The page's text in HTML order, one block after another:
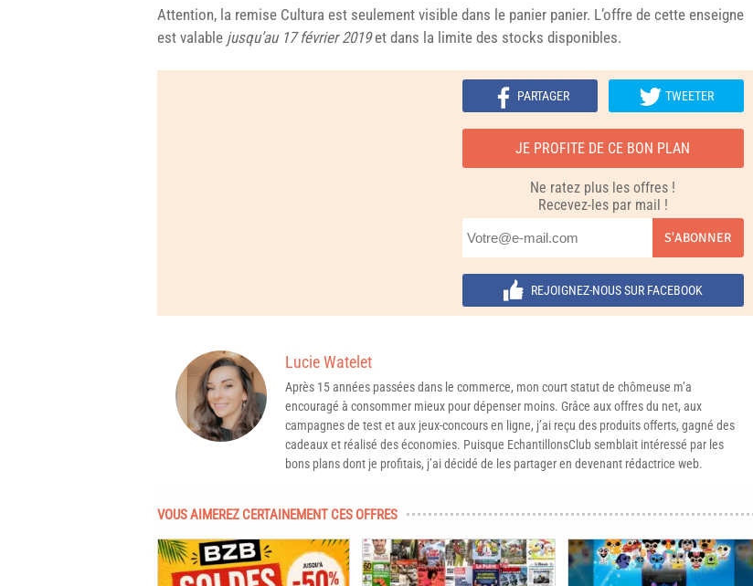
Attention, la remise Cultura est seulement visible dans le panier panier. L’offre de cette enseigne
est valable jusqu’au 17 février 2019et dans la limite des stocks disponibles.
PARTAGER TWEETER
JE PROFITE DE CE BON PLAN
Ne ratez plus les offres !
Recevez-les par mail !
S'ABONNER
REJOIGNEZ-NOUS SUR FACEBOOK
Lucie Watelet
Après 15 années passées dans le commerce, mon court statut de chômeuse m’a
encouragé à consommer mieux pour dépenser moins. Grâce aux offres du net, aux
campagnes de test et aux jeux-concours en ligne, j’ai reçu des produits offerts, gagné des
cadeaux et réalisé des économies. Puisque EchantillonsClub semblait intéressé par les
bons plans dont je profitais, j’ai décidé de les partager en devenant rédactrice web.
VOUS AIMEREZ CERTAINEMENT CES OFFRES